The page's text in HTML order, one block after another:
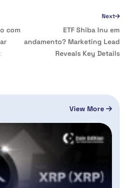
com
Next
ETF Shiba Inu em
andamento? Marketing Lead
Reveals Key Details
View More